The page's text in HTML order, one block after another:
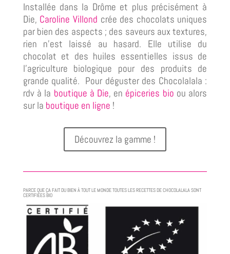
Installée dans la Drôme et plus précisément à
Die, Caroline Villond crée des chocolats uniques
par bien des aspects ; des saveurs aux textures,
rien n’est laissé au hasard. Elle utilise du
chocolat et des huiles essentielles issus de
l’agriculture biologique pour des produits de
grande qualité. Pour déguster des Chocolalala :
rdv à la boutique à Die, en épiceries bio ou alors
sur la boutique en ligne !
Découvrez la gamme !
PARCE QUE ÇA FAIT DU BIEN À TOUT LE MONDE TOUTES LES RECETTES DE CHOCOLALALA SONT
CERTIFIÉES BIO